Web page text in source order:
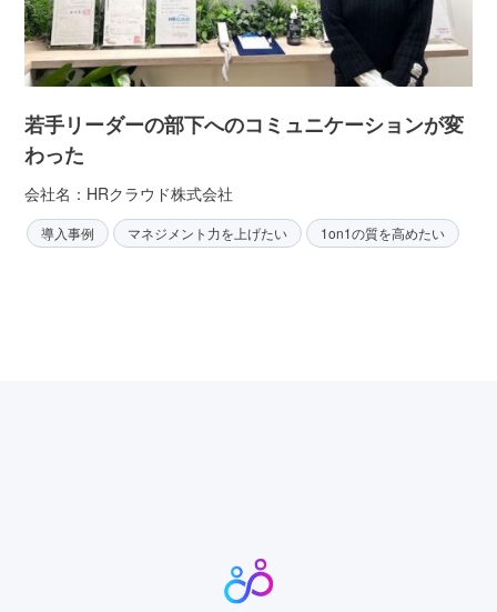
若手リーダーの部下へのコミュニケーションが変
わった
会社名：HRクラウド株式会社
導入事例 マネジメント力を上げたい 1on1の質を高めたい